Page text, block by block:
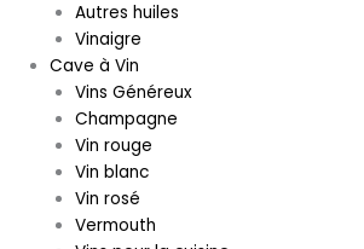
Autres huiles
Vinaigre
Cave à Vin
Vins Généreux
Champagne
Vin rouge
Vin blanc
Vin rosé
Vermouth